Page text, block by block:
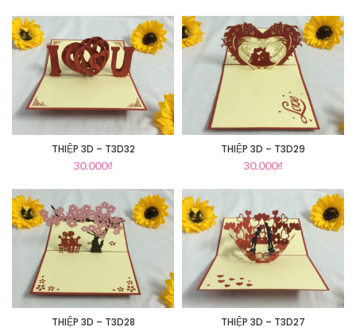
THIỆP 3D – T3D32
30.000₫
THIỆP 3D – T3D29
30.000₫
THIỆP 3D – T3D28
THIỆP 3D – T3D27